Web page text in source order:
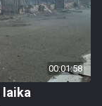
00:01:58
laika